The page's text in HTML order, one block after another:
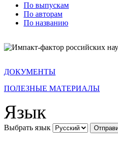
По выпускам
По авторам
По названию
ДОКУМЕНТЫ
ПОЛЕЗНЫЕ МАТЕРИАЛЫ
Язык
Выбрать язык